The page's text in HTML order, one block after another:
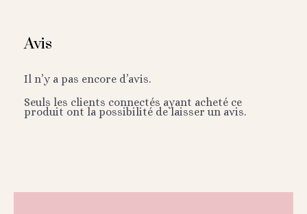
Avis
Il n’y a pas encore d’avis.
Seuls les clients connectés ayant acheté ce
produit ont la possibilité de laisser un avis.